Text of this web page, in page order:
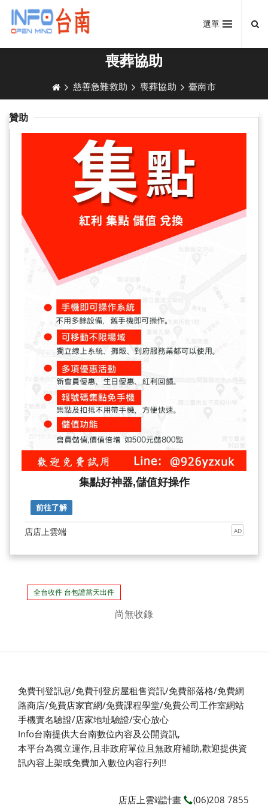
選單
喪葬協助
慈善急難救助 喪葬協助 臺南市
贊助
集點好神器,儲值好操作
前往了解
店店上雲端 AD
全台收件 台包證當天出件
尚無收錄
免費刊登訊息/免費刊登房屋租售資訊/免費部落格/免費網
路商店/免費店家官網/免費課程學堂/免費公司工作室網站
手機實名驗證/店家地址驗證/安心放心
Info台南提供大台南數位內容及公開資訊,
本平台為獨立運作,且非政府單位且無政府補助,歡迎提供資
訊內容上架或免費加入數位內容行列!!
店店上雲端計畫 (06)208 7855